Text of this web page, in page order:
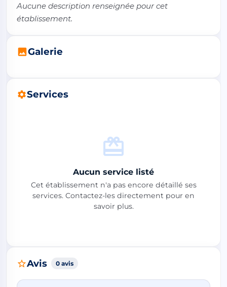
Aucune description renseignée pour cet
établissement.
Galerie
Services
Aucun service listé
Cet établissement n'a pas encore détaillé ses
services. Contactez-les directement pour en
savoir plus.
Avis 0 avis